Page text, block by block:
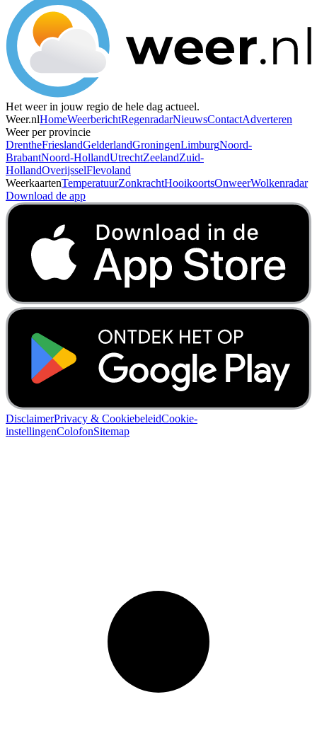
Het weer in jouw regio de hele dag actueel.
Weer.nlHomeWeerberichtRegenradarNieuwsContactAdverteren
Weer per provincie
DrentheFrieslandGelderlandGroningenLimburgNoord-
BrabantNoord-HollandUtrechtZeelandZuid-
HollandOverijsselFlevoland
WeerkaartenTemperatuurZonkrachtHooikoortsOnweerWolkenradar
Download de app
DisclaimerPrivacy & CookiebeleidCookie-
instellingenColofonSitemap